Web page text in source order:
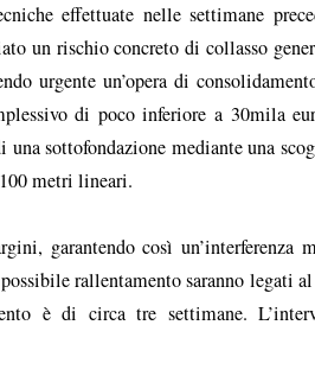
effettuate nelle settimane
un rischio concreto di collasso
urgente un’opera di
di poco inferiore a 30mila
una sottofondazione mediante una
metri lineari.
garantendo così un’interferenza
rallentamento saranno legati
è di circa tre settimane.